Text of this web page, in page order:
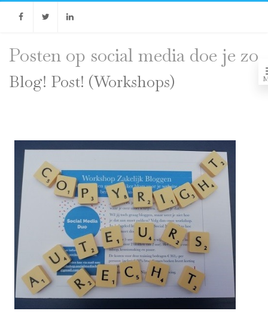
FacebookTwitter
Posten op social media doe je zo
Blog! Post! (Workshops)